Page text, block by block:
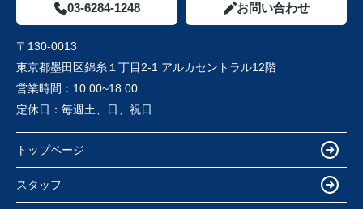
03-6284-1248 お問い合わせ
〒130-0013
東京都墨田区錦糸１丁目2-1 アルカセントラル12階
営業時間： 10:00~18:00
定休日： 毎週土、日、祝日
トップページ
スタッフ